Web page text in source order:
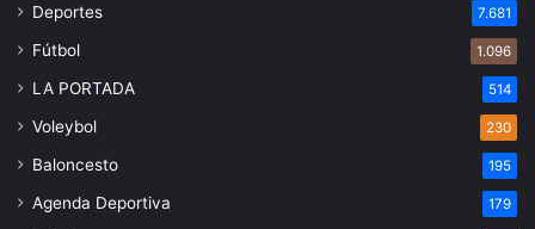
Deportes 7.681
Fútbol 1.096
LA PORTADA 514
Voleybol 230
Baloncesto 195
Agenda Deportiva 179